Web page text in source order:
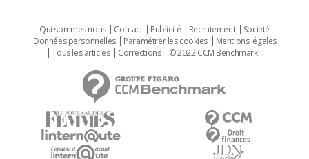
Qui sommes nous Contact Publicité Recrutement
Societé
Données personnelles
Paramétrer les cookies
Mentions légales
Tous les articles
Corrections © 2022 CCM Benchmark